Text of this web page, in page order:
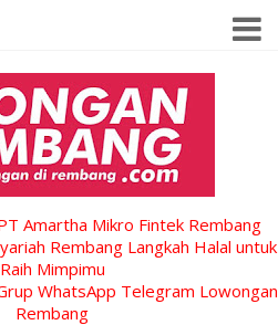
Amartha Mikro Fintek Rembang
Rembang Langkah Halal untuk
Raih Mimpimu
WhatsApp Telegram Lowongan
Rembang